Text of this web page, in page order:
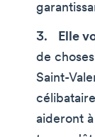
Elle
de
Saint-
aideront